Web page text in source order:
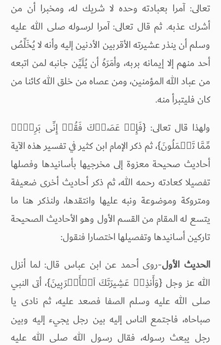
تعالى: آمرا بعبادته وحده لا شريك له، ومخبرا أن من
أشرك عذبه. ثم قال تعالى: آمرا لرسوله صلى الله عليه
وسلم أن ينذر عشيرته الأقربين الأدنين إليه وأنه لا يُخَلِّصُ
أحد منهم إلا إيمانه بربه، وأمَرَهُ أن يُلَيِّن جانبه لمن اتبعه
من عباد الله المؤمنين، ومن عصاه من خلق الله كائنا من
كان فليتبرأ منه.
ولهذا قال تعالى: {فَإِنۡ عَصَوۡكَ فَقُلۡ إِنِّی بَرِیۤءࣱ
مِّمَّا تَعۡمَلُونَ}، ثم ذكر الإمام ابن كثير في تفسير هذه الآية
أحاديث صحيحة معزوة إلى مخرجيها بأسانيدها وفصلها
تفصيلا كعادته رحمه الله، ثم ذكر أحاديث أخرى ضعيفة
ومتروكة وموضوعة ونبه عليها وانتقدها، ولنذكر هنا ما
يتسع له المقام من القسم الأول وهو الأحاديث الصحيحة
تاركين أسانيدها وتفصيلها اختصارا فنقول:
الحديث الأول-روى أحمد عن ابن عباس قال: لما أنزل
الله عز وجل {وَأَنذِرۡ عَشِیرَتَكَ ٱلۡأَقۡرَبِینَ}، أتى النبي
صلى الله عليه وسلم الصفا فصعد عليه، ثم نادى يا
صباحاه، فاجتمع الناس إليه بين رجل يجيء إليه وبين
رجل يبعث رسوله، فقال رسول الله صلى الله عليه